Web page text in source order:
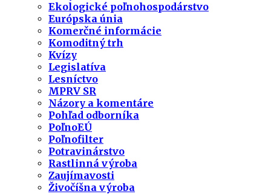
Ekologické poľnohospodárstvo
Európska únia
Komerčné informácie
Komoditný trh
Kvízy
Legislatíva
Lesníctvo
MPRV SR
Názory a komentáre
Pohľad odborníka
PoľnoEÚ
Poľnofilter
Potravinárstvo
Rastlinná výroba
Zaujímavosti
Živočíšna výroba